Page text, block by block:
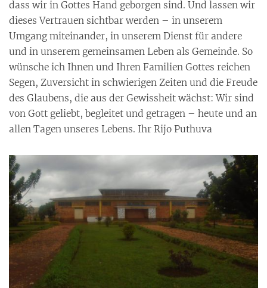
dass wir in Gottes Hand geborgen sind. Und lassen wir
dieses Vertrauen sichtbar werden – in unserem
Umgang miteinander, in unserem Dienst für andere
und in unserem gemeinsamen Leben als Gemeinde. So
wünsche ich Ihnen und Ihren Familien Gottes reichen
Segen, Zuversicht in schwierigen Zeiten und die Freude
des Glaubens, die aus der Gewissheit wächst: Wir sind
von Gott geliebt, begleitet und getragen – heute und an
allen Tagen unseres Lebens. Ihr Rijo Puthuva